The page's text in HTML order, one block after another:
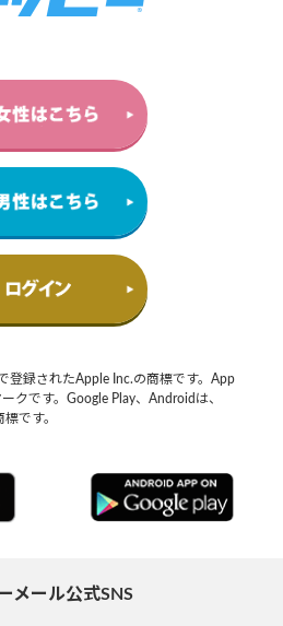
登録されたApple Inc.の商標です。App
クです。Google Play、Androidは、
です。
メール公式SNS